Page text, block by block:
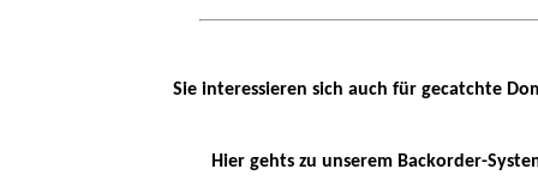
Sie interessieren sich auch für gecatchte
Hier gehts zu unserem Backorder-